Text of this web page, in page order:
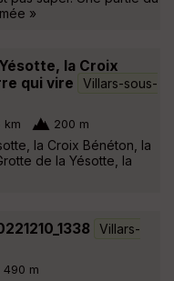
»
la Croix
qui vire
Villars-sous-
km 200 m
la Croix Bénéton, la
de la Yésotte, la
Villars-
490 m